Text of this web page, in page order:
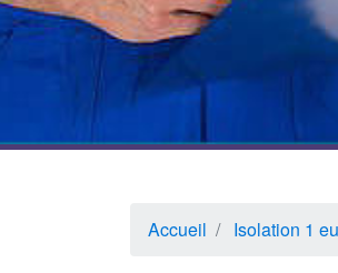
Accueil Isolation 1